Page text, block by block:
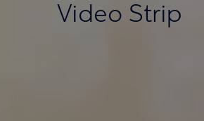
Video Strip